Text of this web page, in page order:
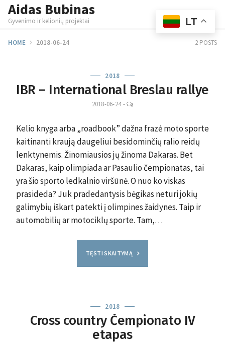
SkipAidas Bubinas
Gyvenimo ir kelionių projektai
HOME 2018-06-24 2 POSTS
2018
IBR – International Breslau rallye
2018-06-24-
LEAVE
Kelio knyga arba „roadbook” dažna frazė moto sporte
kaitinanti kraują daugeliui besidominčių ralio reidų
lenktynemis. Žinomiausios jų žinoma Dakaras. Bet
Dakaras, kaip olimpiada ar Pasaulio čempionatas, tai
yra šio sporto ledkalnio viršūnė. O nuo ko viskas
prasideda? Juk pradedantysis bėgikas neturi jokių
galimybių iškart patekti į olimpines žaidynes. Taip ir
automobilių ar motociklų sporte. Tam,…
TĘSTI SKAITYMĄ
2018
Cross country Čempionato IV
etapas
LT